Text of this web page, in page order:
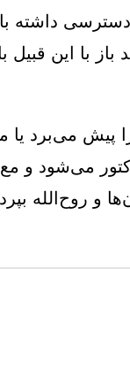
داشته
با این
پیش می‌برد
می‌شود و
و روح‌الله